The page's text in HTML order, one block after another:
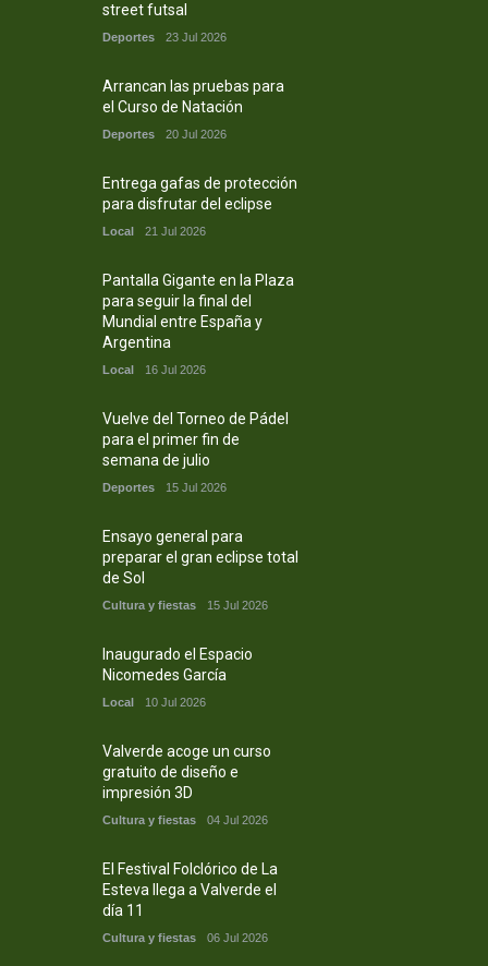
street futsal
Deportes 23 Jul 2026
Arrancan las pruebas para
el Curso de Natación
Deportes 20 Jul 2026
Entrega gafas de protección
para disfrutar del eclipse
Local 21 Jul 2026
Pantalla Gigante en la Plaza
para seguir la final del
Mundial entre España y
Argentina
Local 16 Jul 2026
Vuelve del Torneo de Pádel
para el primer fin de
semana de julio
Deportes 15 Jul 2026
Ensayo general para
preparar el gran eclipse total
de Sol
Cultura y fiestas 15 Jul 2026
Inaugurado el Espacio
Nicomedes García
Local 10 Jul 2026
Valverde acoge un curso
gratuito de diseño e
impresión 3D
Cultura y fiestas 04 Jul 2026
El Festival Folclórico de La
Esteva llega a Valverde el
día 11
Cultura y fiestas 06 Jul 2026